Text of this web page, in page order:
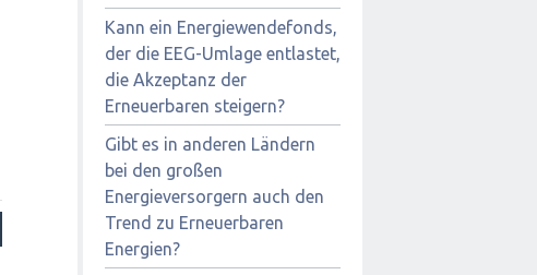
Kann ein Energiewendefonds,
der die EEG-Umlage entlastet,
die Akzeptanz der
Erneuerbaren steigern?
Gibt es in anderen Ländern
bei den großen
Energieversorgern auch den
Trend zu Erneuerbaren
Energien?